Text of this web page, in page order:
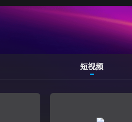
短视频